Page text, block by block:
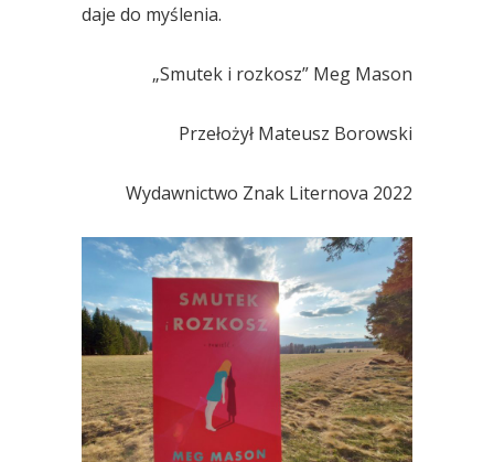
daje do myślenia.
„Smutek i rozkosz” Meg Mason
Przełożył Mateusz Borowski
Wydawnictwo Znak Liternova 2022